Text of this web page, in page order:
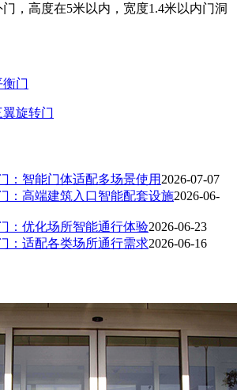
，高度在5米以内，宽度1.4米以内门洞
门
旋转门
：智能门体适配多场景使用2026-07-07
：高端建筑入口智能配套设施2026-06-
：优化场所智能通行体验2026-06-23
：适配各类场所通行需求2026-06-16